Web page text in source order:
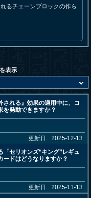
るチェーンブロックの作ら
表示
される』効果の適用中に、コ
を発動できますか？
更新日: 2025-12-13
「セリオンズ“キング”レギュ
ードはどうなりますか？
更新日: 2025-11-13